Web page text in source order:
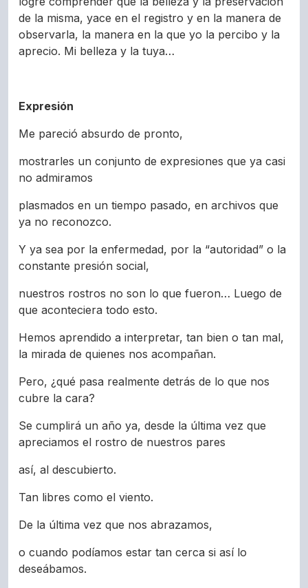
de la misma, yace en el registro y en la manera de
observarla, la manera en la que yo la percibo y la
aprecio. Mi belleza y la tuya…
Expresión
Me pareció absurdo de pronto,
mostrarles un conjunto de expresiones que ya casi
no admiramos
plasmados en un tiempo pasado, en archivos que
ya no reconozco.
Y ya sea por la enfermedad, por la “autoridad” o la
constante presión social,
nuestros rostros no son lo que fueron… Luego de
que aconteciera todo esto.
Hemos aprendido a interpretar, tan bien o tan mal,
la mirada de quienes nos acompañan.
Pero, ¿qué pasa realmente detrás de lo que nos
cubre la cara?
Se cumplirá un año ya, desde la última vez que
apreciamos el rostro de nuestros pares
así, al descubierto.
Tan libres como el viento.
De la última vez que nos abrazamos,
o cuando podíamos estar tan cerca si así lo
deseábamos.